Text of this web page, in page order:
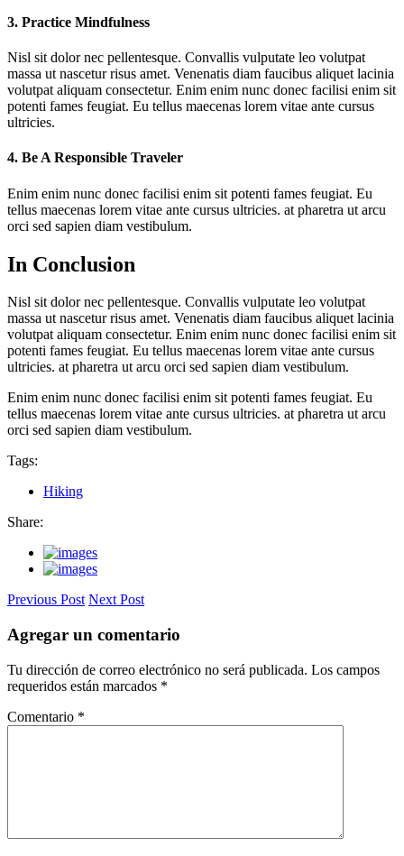
3. Practice Mindfulness
Nisl sit dolor nec pellentesque. Convallis vulputate leo volutpat
massa ut nascetur risus amet. Venenatis diam faucibus aliquet lacinia
volutpat aliquam consectetur. Enim enim nunc donec facilisi enim sit
potenti fames feugiat. Eu tellus maecenas lorem vitae ante cursus
ultricies.
4. Be A Responsible Traveler
Enim enim nunc donec facilisi enim sit potenti fames feugiat. Eu
tellus maecenas lorem vitae ante cursus ultricies. at pharetra ut arcu
orci sed sapien diam vestibulum.
In Conclusion
Nisl sit dolor nec pellentesque. Convallis vulputate leo volutpat
massa ut nascetur risus amet. Venenatis diam faucibus aliquet lacinia
volutpat aliquam consectetur. Enim enim nunc donec facilisi enim sit
potenti fames feugiat. Eu tellus maecenas lorem vitae ante cursus
ultricies. at pharetra ut arcu orci sed sapien diam vestibulum.
Enim enim nunc donec facilisi enim sit potenti fames feugiat. Eu
tellus maecenas lorem vitae ante cursus ultricies. at pharetra ut arcu
orci sed sapien diam vestibulum.
Tags:
Hiking
Share:
Previous Post Next Post
Agregar un comentario
Tu dirección de correo electrónico no será publicada. Los campos
requeridos están marcados *
Comentario *